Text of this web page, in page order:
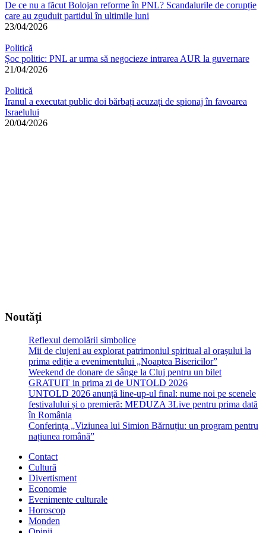
De ce nu a făcut Bolojan reforme în PNL? Scandalurile de corupție
care au zguduit partidul în ultimile luni
23/04/2026
Politică
Șoc politic: PNL ar urma să negocieze intrarea AUR la guvernare
21/04/2026
Politică
Iranul a executat public doi bărbați acuzați de spionaj în favoarea
Israelului
20/04/2026
Noutăți
Reflexul demolării simbolice
Mii de clujeni au explorat patrimoniul spiritual al orașului la
prima ediție a evenimentului „Noaptea Bisericilor”
Weekend de donare de sânge la Cluj pentru un bilet
GRATUIT in prima zi de UNTOLD 2026
UNTOLD 2026 anunță line-up-ul final: nume noi pe scenele
festivalului și o premieră: MEDUZA 3Live pentru prima dată
în România
Conferința „Viziunea lui Simion Bărnuțiu: un program pentru
națiunea română”
Contact
Cultură
Divertisment
Economie
Evenimente culturale
Horoscop
Monden